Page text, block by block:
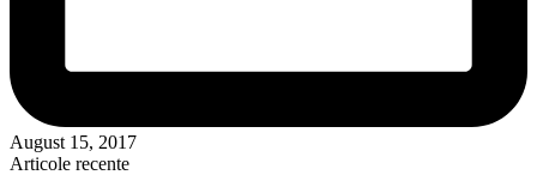
August 15, 2017
Articole recente